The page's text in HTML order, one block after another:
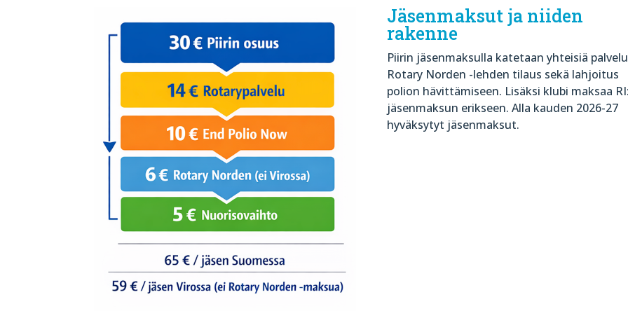
Jäsenmaksut ja niiden
rakenne
Piirin jäsenmaksulla katetaan yhteisiä
Rotary Norden -lehden tilaus sekä lahjoitus
polion hävittämiseen. Lisäksi klubi maksaa
jäsenmaksun erikseen. Alla kauden 2026-27
hyväksytyt jäsenmaksut.